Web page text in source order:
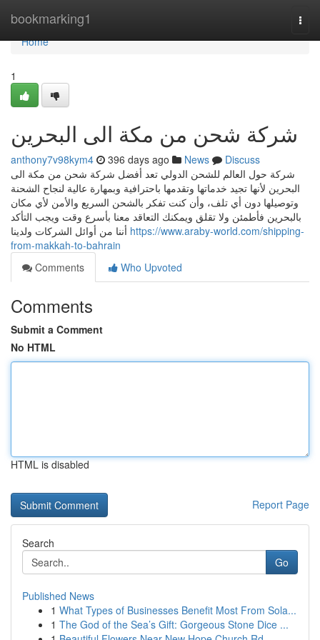
bookmarking1
Home
Home
1
شركة شحن من مكة الى البحرين
anthony7v98kym4 396 days ago News
Discuss
شركة حول العالم للشحن الدولي تعد أفضل شركة شحن من مكة الى
البحرين لأنها تجيد خدماتها وتقدمها باحترافية وبمهارة عالية لنجاح الشحنة
وتوصيلها دون أي تلف، وأن كنت تفكر بالشحن السريع والأمن لأي مكان
بالبحرين فأطمئن ولا تقلق ويمكنك التعاقد معنا بأسرع وقت ويجب التأكد
https://www.araby-world.com/shipping-
from-makkah-to-bahrain
Comments
Who Upvoted
Comments
Submit a Comment
No HTML
HTML is disabled
Report Page
Search
Go
Published News
1 What Types of Businesses Benefit Most From Sola...
1 The God of the Sea’s Gift: Gorgeous Stone Dice ...